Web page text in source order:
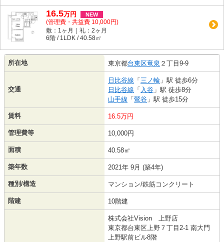
16.5万円 NEW
(管理費・共益費 10,000円)
敷：1ヶ月｜礼：2ヶ月
6階 / 1LDK / 40.58㎡
所在地 東京都台東区竜泉 ２丁目9-9
交通
日比谷線 「 三ノ輪 」駅 徒歩6分
日比谷線 「 入谷 」駅 徒歩8分
山手線 「 鶯谷 」駅 徒歩15分
賃料 16.5万円
管理費等 10,000円
面積 40.58㎡
築年数 2021年 9月 (築4年)
種別/構造 マンション/鉄筋コンクリート
階建 10階建
株式会社Vision 上野店
東京都台東区上野７丁目2-1 南大門
上野駅前ビル8階